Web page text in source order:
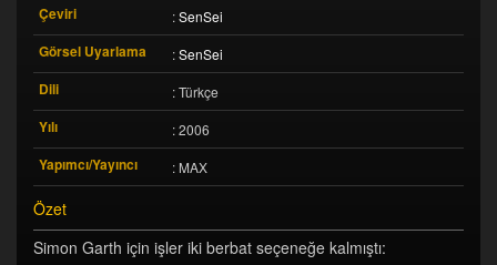
Çeviri :SenSei
Görsel Uyarlama :SenSei
Dili : Türkçe
Yılı : 2006
Yapımcı/Yayıncı : MAX
Özet
Simon Garth için işler iki berbat seçeneğe kalmıştı: